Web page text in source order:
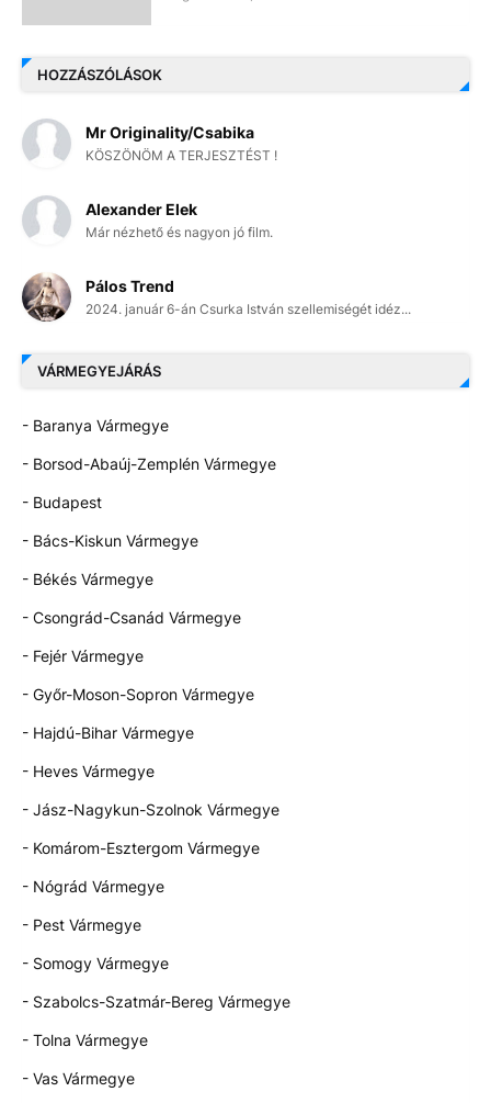
HOZZÁSZÓLÁSOK
Mr Originality/Csabika
KÖSZÖNÖM A TERJESZTÉST !
Alexander Elek
Már nézhető és nagyon jó film.
Pálos Trend
2024. január 6-án Csurka István szellemiségét idéz...
VÁRMEGYEJÁRÁS
- Baranya Vármegye
- Borsod-Abaúj-Zemplén Vármegye
- Budapest
- Bács-Kiskun Vármegye
- Békés Vármegye
- Csongrád-Csanád Vármegye
- Fejér Vármegye
- Győr-Moson-Sopron Vármegye
- Hajdú-Bihar Vármegye
- Heves Vármegye
- Jász-Nagykun-Szolnok Vármegye
- Komárom-Esztergom Vármegye
- Nógrád Vármegye
- Pest Vármegye
- Somogy Vármegye
- Szabolcs-Szatmár-Bereg Vármegye
- Tolna Vármegye
- Vas Vármegye